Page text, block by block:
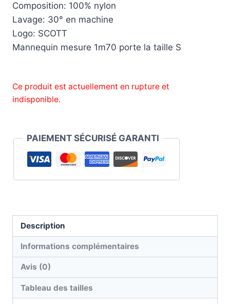
Composition: 100% nylon
Lavage: 30° en machine
Logo: SCOTT
Mannequin mesure 1m70 porte la taille S
Ce produit est actuellement en rupture et
indisponible.
PAIEMENT SÉCURISÉ GARANTI
Description
Informations complémentaires
Avis (0)
Tableau des tailles